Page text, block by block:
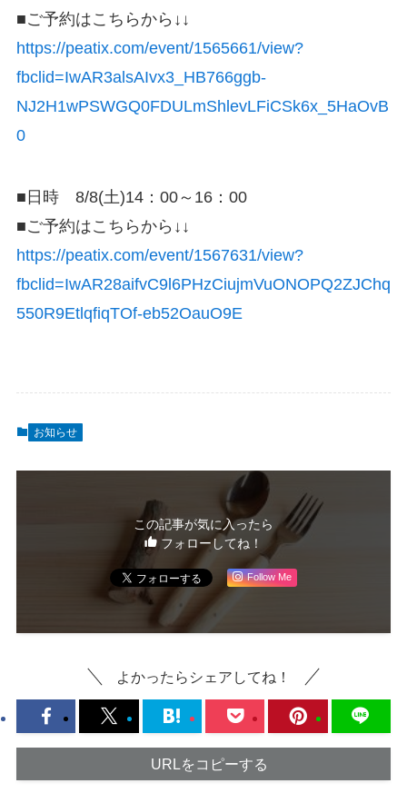
■ご予約はこちらから↓↓
https://peatix.com/event/1565661/view?
fbclid=IwAR3alsAIvx3_HB766ggb-
NJ2H1wPSWGQ0FDULmShlevLFiCSk6x_5HaOvB
0
■日時 8/8(土)14： 00～ 16： 00
■ご予約はこちらから↓↓
https://peatix.com/event/1567631/view?
fbclid=IwAR28aifvC9l6PHzCiujmVuONOPQ2ZJChq
550R9EtlqfiqTOf-eb52OauO9E
お知らせ
この記事が気に入ったら
フォローしてね！
Follow Me
よかったらシェアしてね！
URLをコピーする